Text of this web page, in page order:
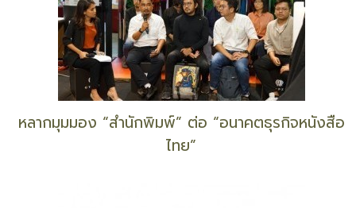
หลากมุมมอง “สำนักพิมพ์” ต่อ “อนาคตธุรกิจหนังสือ
ไทย”